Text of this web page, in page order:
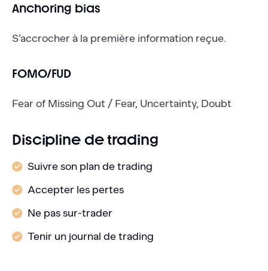
Anchoring bias
S’accrocher à la première information reçue.
FOMO/FUD
Fear of Missing Out / Fear, Uncertainty, Doubt
Discipline de trading
Suivre son plan de trading
Accepter les pertes
Ne pas sur-trader
Tenir un journal de trading